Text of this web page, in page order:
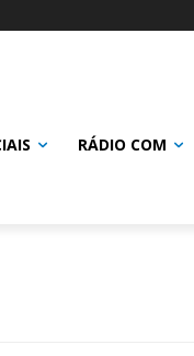
RÁDIO COM